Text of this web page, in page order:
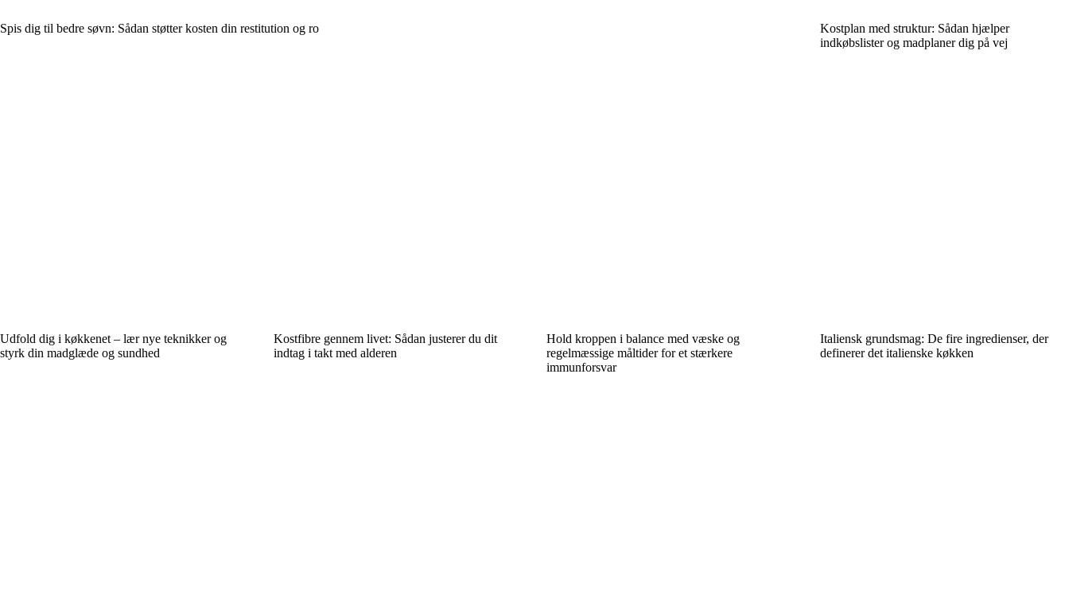
Spis dig til bedre søvn: Sådan støtter kosten din restitution og ro
Kostplan med struktur: Sådan hjælper
indkøbslister og madplaner dig på vej
Udfold dig i køkkenet – lær nye teknikker og
styrk din madglæde og sundhed
Kostfibre gennem livet: Sådan justerer du dit
indtag i takt med alderen
Hold kroppen i balance med væske og
regelmæssige måltider for et stærkere
immunforsvar
Italiensk grundsmag: De fire ingredienser, der
definerer det italienske køkken